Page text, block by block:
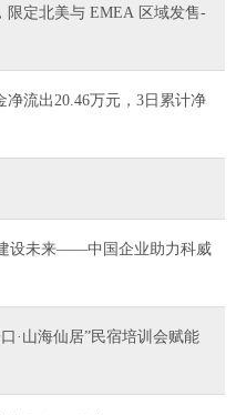
限定北美与 EMEA 区域发售-
净流出20.46万元，3日累计净
设未来——中国企业助力科威
·山海仙居”民宿培训会赋能